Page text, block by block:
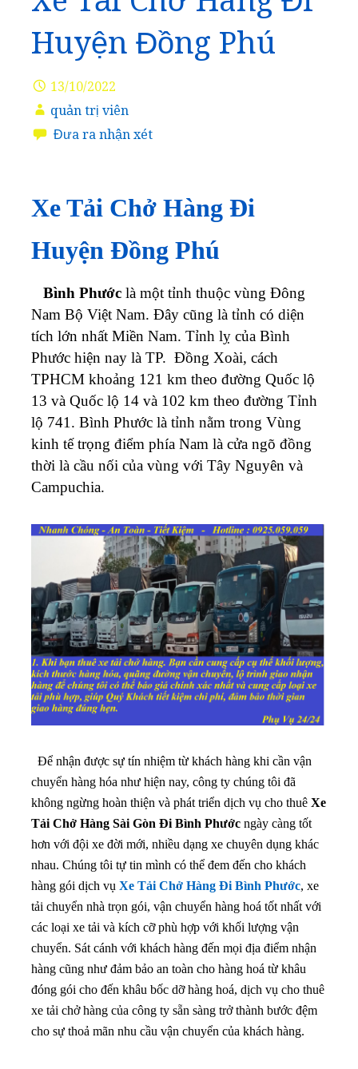
Huyện Đồng Phú
13/10/2022
quản trị viên
Đưa ra nhận xét
Xe Tải Chở Hàng Đi
Huyện Đồng Phú
Bình Phước là một tỉnh thuộc vùng Đông
Nam Bộ Việt Nam. Đây cũng là tỉnh có diện
tích lớn nhất Miền Nam. Tỉnh lỵ của Bình
Phước hiện nay là TP. Đồng Xoài, cách
TPHCM khoảng 121 km theo đường Quốc lộ
13 và Quốc lộ 14 và 102 km theo đường Tỉnh
lộ 741. Bình Phước là tỉnh nằm trong Vùng
kinh tế trọng điểm phía Nam là cửa ngõ đồng
thời là cầu nối của vùng với Tây Nguyên và
Campuchia.
Để nhận được sự tín nhiệm từ khách hàng khi cần vận
chuyển hàng hóa như hiện nay, công ty chúng tôi đã
không ngừng hoàn thiện và phát triển dịch vụ cho thuê Xe
Tải Chở Hàng Sài Gòn Đi Bình Phước ngày càng tốt
hơn với đội xe đời mới, nhiều dạng xe chuyên dụng khác
nhau. Chúng tôi tự tin mình có thể đem đến cho khách
hàng gói dịch vụ Xe Tải Chở Hàng Đi Bình Phước, xe
tải chuyển nhà trọn gói, vận chuyển hàng hoá tốt nhất với
các loại xe tải và kích cỡ phù hợp với khối lượng vận
chuyển. Sát cánh với khách hàng đến mọi địa điểm nhận
hàng cũng như đảm bảo an toàn cho hàng hoá từ khâu
đóng gói cho đến khâu bốc dỡ hàng hoá, dịch vụ cho thuê
xe tải chở hàng của công ty sẵn sàng trở thành bước đệm
cho sự thoả mãn nhu cầu vận chuyển của khách hàng.